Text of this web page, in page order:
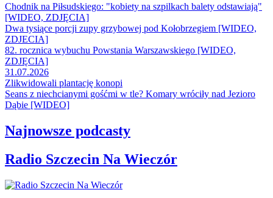
Chodnik na Piłsudskiego: "kobiety na szpilkach balety odstawiają"
[WIDEO, ZDJĘCIA]
Dwa tysiące porcji zupy grzybowej pod Kołobrzegiem [WIDEO,
ZDJECIA]
82. rocznica wybuchu Powstania Warszawskiego [WIDEO,
ZDJĘCIA]
31.07.2026
Zlikwidowali plantację konopi
Seans z niechcianymi gośćmi w tle? Komary wróciły nad Jezioro
Dąbie [WIDEO]
Najnowsze podcasty
Radio Szczecin Na Wieczór